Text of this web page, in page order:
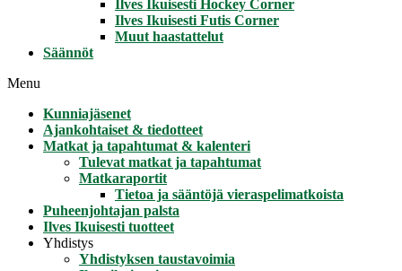
Ilves Ikuisesti Hockey Corner
Ilves Ikuisesti Futis Corner
Muut haastattelut
Säännöt
Menu
Kunniajäsenet
Ajankohtaiset & tiedotteet
Matkat ja tapahtumat & kalenteri
Tulevat matkat ja tapahtumat
Matkaraportit
Tietoa ja sääntöjä vieraspelimatkoista
Puheenjohtajan palsta
Ilves Ikuisesti tuotteet
Yhdistys
Yhdistyksen taustavoimia